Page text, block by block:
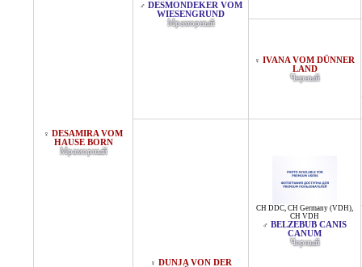
♀ DESAMIRA VOM
HAUSE BORN
Мраморный
♂ DESMONDEKER VOM
WIESENGRUND
Мраморный
♀ IVANA VOM DÜNNER
LAND
Черный
♀ DUNJA VON DER
CH DDC, CH Germany (VDH),
CH VDH
♂ BELZEBUB CANIS
CANUM
Черный